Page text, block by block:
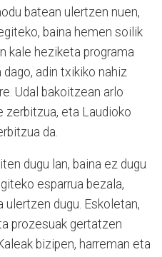
batean ulertzen nuen,
baina hemen soilik
kale heziketa programa
adin txikiko nahiz
Udal bakoitzean arlo
zerbitzua, eta Laudioko
da.
dugu lan, baina ez dugu
esparrua bezala,
dugu. Eskoletan,
prozesuak gertatzen
bizipen, harreman eta